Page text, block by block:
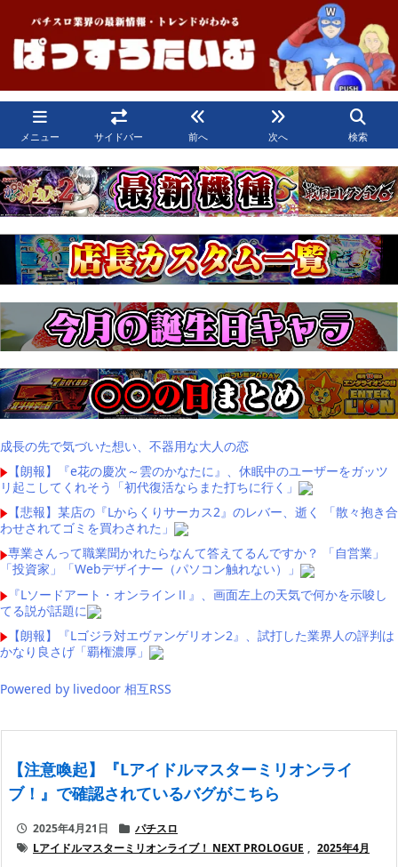
メニュー サイドバー 前へ 次へ 検索
成長の先で気づいた想い、不器用な大人の恋
【朗報】『e花の慶次～雲のかなたに』、休眠中のユーザーをガッツ
リ起こしてくれそう「初代復活ならまた打ちに行く」
【悲報】某店の『Lからくりサーカス2』のレバー、逝く 「散々抱き合
わせされてゴミを買わされた」
専業さんって職業聞かれたらなんて答えてるんですか？ 「自営業」
「投資家」「Webデザイナー（パソコン触れない）」
『Lソードアート・オンラインⅡ』、画面左上の天気で何かを示唆し
てる説が話題に
【朗報】『Lゴジラ対エヴァンゲリオン2』、試打した業界人の評判は
かなり良さげ「覇権濃厚」
Powered by livedoor 相互RSS
【注意喚起】『Lアイドルマスターミリオンライ
ブ！』で確認されているバグがこちら
2025年4月21日
パチスロ
Lアイドルマスターミリオンライブ！ NEXT PROLOGUE , 2025年4月